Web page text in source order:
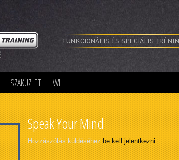
SZAKÜZLET IWI
Speak Your Mind
Hozzászólás küldéséhezbe kell jelentkezni.